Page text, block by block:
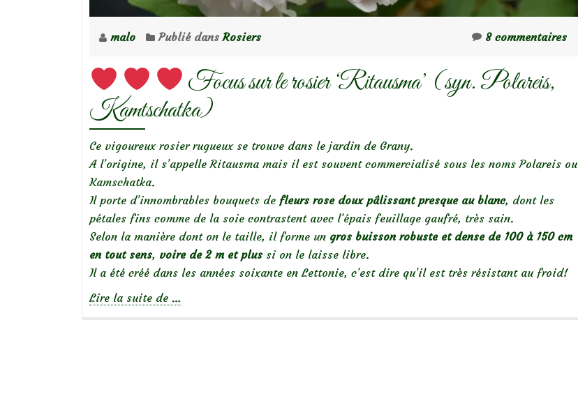
malo Publié dansRosiers 8 commentaires
Focus sur le rosier ‘Ritausma’ (syn. Polareis,
Kamtschatka)
Ce vigoureux rosier rugueux se trouve dans le jardin de Grany.
A l’origine, il s’appelle Ritausma mais il est souvent commercialisé sous les noms Polareis ou
Kamschatka.
Il porte d’innombrables bouquets de fleurs rose doux pâlissant presque au blanc, dont les
pétales fins comme de la soie contrastent avec l’épais feuillage gaufré, très sain.
Selon la manière dont on le taille, il forme un gros buisson robuste et dense de 100 à 150 cm
en tout sens, voire de 2 m et plus si on le laisse libre.
Il a été créé dans les années soixante en Lettonie, c’est dire qu’il est très résistant au froid!
Lire la suite de à
…